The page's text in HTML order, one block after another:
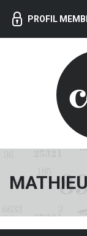
PROFIL